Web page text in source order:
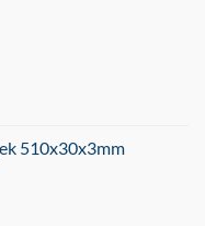
510x30x3mm